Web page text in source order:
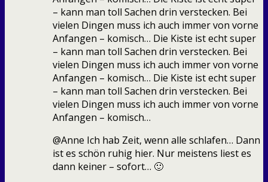
– kann man toll Sachen drin verstecken. Bei
vielen Dingen muss ich auch immer von vorne
Anfangen – komisch… Die Kiste ist echt super
– kann man toll Sachen drin verstecken. Bei
vielen Dingen muss ich auch immer von vorne
Anfangen – komisch… Die Kiste ist echt super
– kann man toll Sachen drin verstecken. Bei
vielen Dingen muss ich auch immer von vorne
Anfangen – komisch…
@Anne Ich hab Zeit, wenn alle schlafen… Dann
ist es schön ruhig hier. Nur meistens liest es
dann keiner – sofort… 🙂